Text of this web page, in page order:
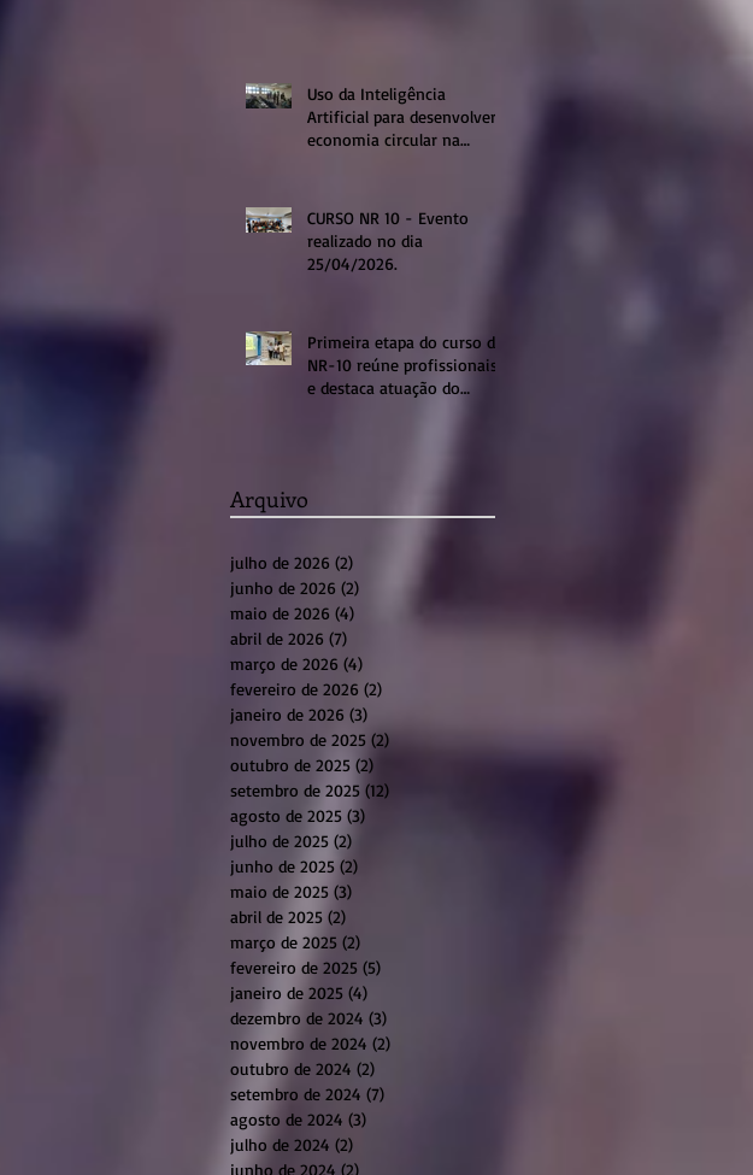
Uso da Inteligência
Artificial para desenvolver a
economia circular na
CURSO NR 10 - Evento
realizado no dia
25/04/2026.
Primeira etapa do curso de
NR-10 reúne profissionais
e destaca atuação do
Arquivo
julho de 2026 (2)
junho de 2026 (2)
maio de 2026 (4)
abril de 2026 (7)
março de 2026 (4)
fevereiro de 2026 (2)
janeiro de 2026 (3)
novembro de 2025 (2)
outubro de 2025 (2)
setembro de 2025 (12)
agosto de 2025 (3)
julho de 2025 (2)
junho de 2025 (2)
maio de 2025 (3)
abril de 2025 (2)
março de 2025 (2)
fevereiro de 2025 (5)
janeiro de 2025 (4)
dezembro de 2024 (3)
novembro de 2024 (2)
outubro de 2024 (2)
setembro de 2024 (7)
agosto de 2024 (3)
julho de 2024 (2)
junho de 2024 (2)